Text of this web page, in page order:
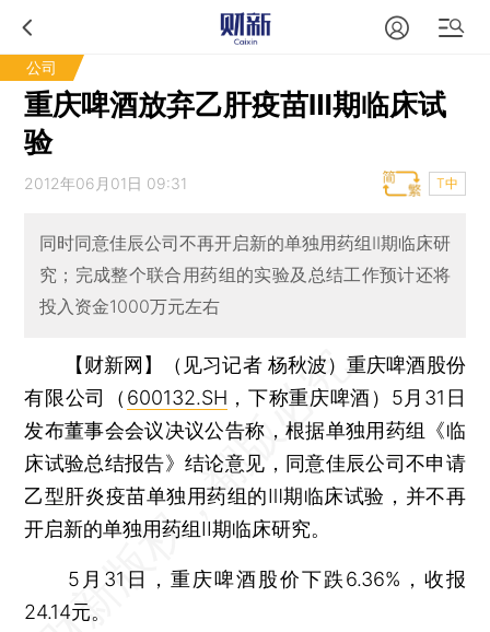
公司
重庆啤酒放弃乙肝疫苗Ⅲ期临床试
验
2012年06月01日 09:31 T中
同时同意佳辰公司不再开启新的单独用药组II期临床研
究；完成整个联合用药组的实验及总结工作预计还将
投入资金1000万元左右
【财新网】（见习记者 杨秋波）重庆啤酒股份
有限公司（ 600132.SH ，下称重庆啤酒）5月31日
发布董事会会议决议公告称，根据单独用药组《临
床试验总结报告》结论意见，同意佳辰公司不申请
乙型肝炎疫苗单独用药组的Ⅲ期临床试验，并不再
开启新的单独用药组II期临床研究。
5月31日，重庆啤酒股价下跌6.36%，收报
24.14元。